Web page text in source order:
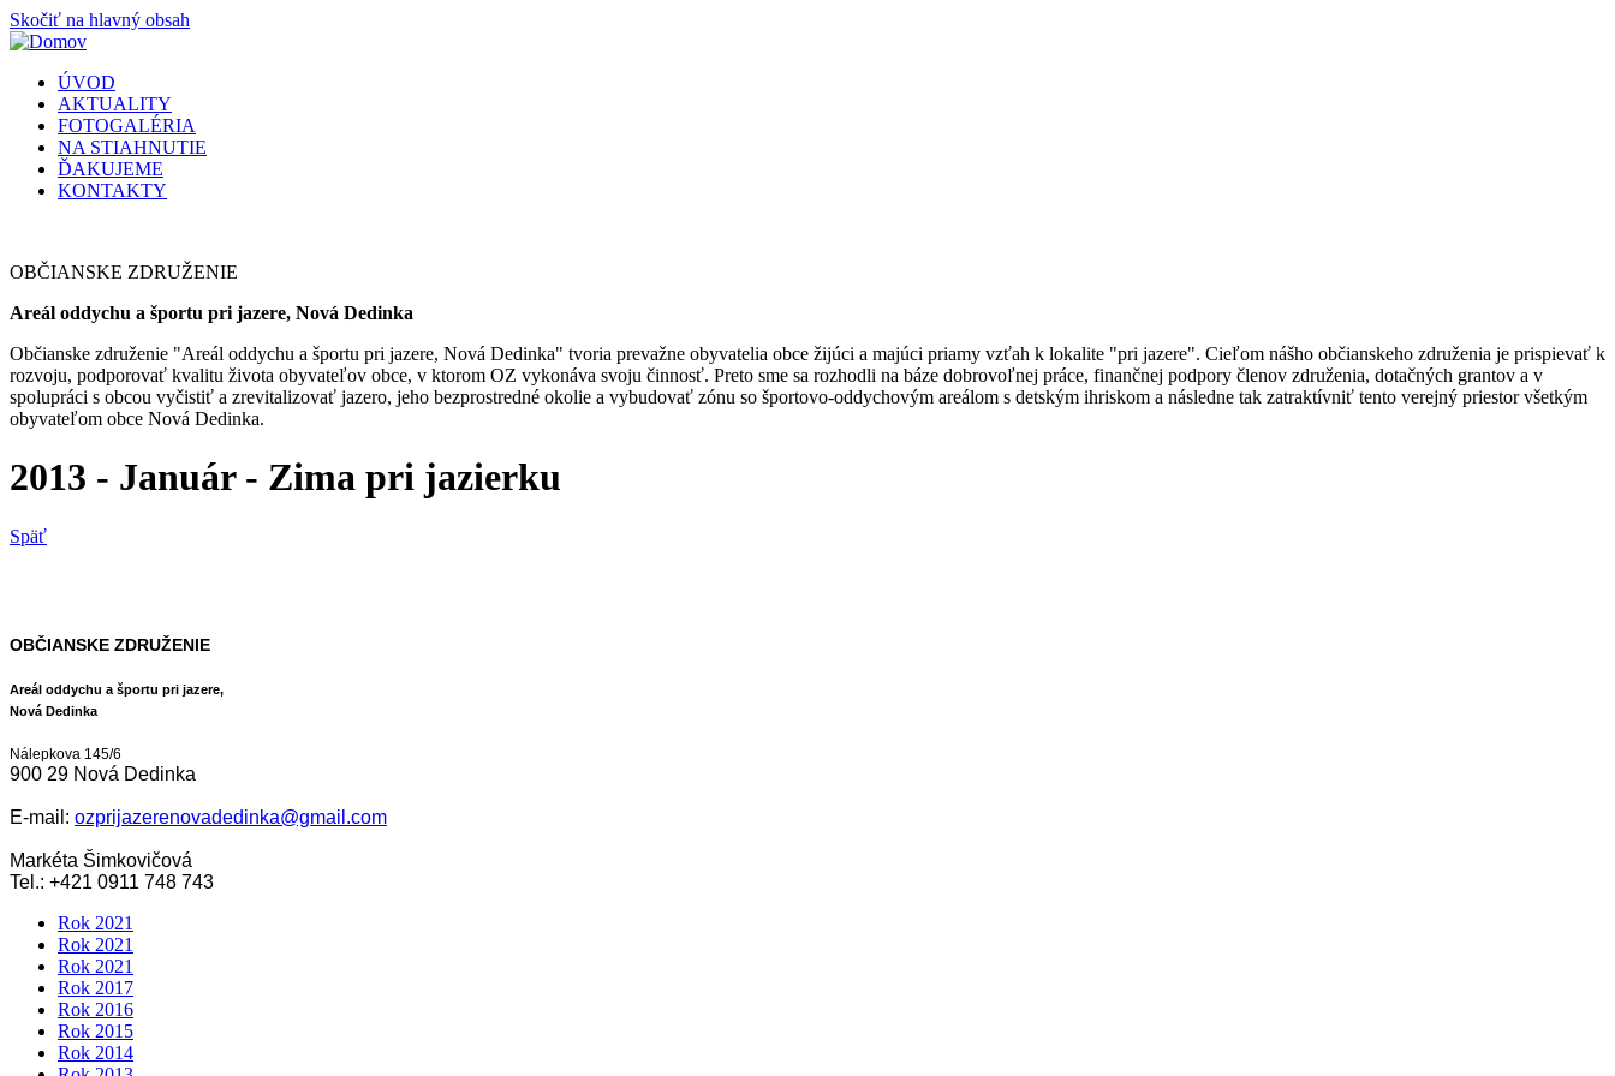
Skočiť na hlavný obsah
ÚVOD
AKTUALITY
FOTOGALÉRIA
NA STIAHNUTIE
ĎAKUJEME
KONTAKTY
OBČIANSKE ZDRUŽENIE
Areál oddychu a športu pri jazere, Nová Dedinka
Občianske združenie "Areál oddychu a športu pri jazere, Nová Dedinka" tvoria prevažne obyvatelia obce žijúci a majúci priamy vzťah k lokalite "pri jazere". Cieľom nášho občianskeho združenia je prispievať k
rozvoju, podporovať kvalitu života obyvateľov obce, v ktorom OZ vykonáva svoju činnosť. Preto sme sa rozhodli na báze dobrovoľnej práce, finančnej podpory členov združenia, dotačných grantov a v
spolupráci s obcou vyčistiť a zrevitalizovať jazero, jeho bezprostredné okolie a vybudovať zónu so športovo-oddychovým areálom s detským ihriskom a následne tak zatraktívniť tento verejný priestor všetkým
obyvateľom obce Nová Dedinka.
2013 - Január - Zima pri jazierku
Späť
OBČIANSKE ZDRUŽENIE
Areál oddychu a športu pri jazere,
Nová Dedinka
Nálepkova 145/6
900 29 Nová Dedinka
E-mail: ozprijazerenovadedinka@gmail.com
Markéta Šimkovičová
Tel.: +421 0911 748 743
Rok 2021
Rok 2021
Rok 2021
Rok 2017
Rok 2016
Rok 2015
Rok 2014